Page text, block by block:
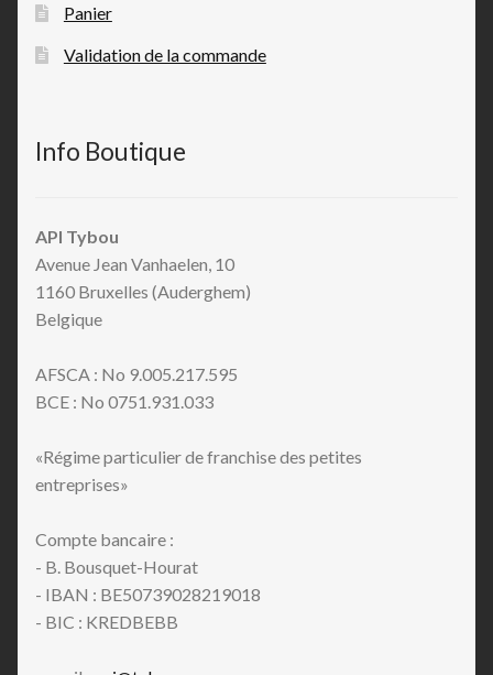
Panier
Validation de la commande
Info Boutique
API Tybou
Avenue Jean Vanhaelen, 10
1160 Bruxelles (Auderghem)
Belgique
AFSCA : No 9.005.217.595
BCE : No 0751.931.033
«Régime particulier de franchise des petites
entreprises»
Compte bancaire :
- B. Bousquet-Hourat
- IBAN : BE50739028219018
- BIC : KREDBEBB